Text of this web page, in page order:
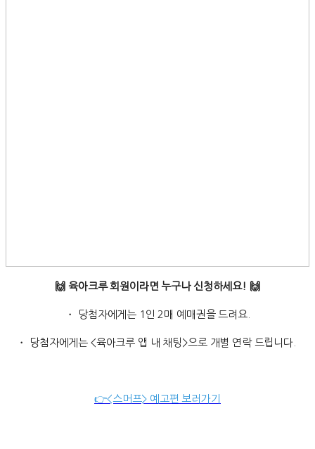
🙌 육아크루 회원이라면 누구나 신청하세요! 🙌
・ 당첨자에게는 1인 2매 예매권을 드려요.
・ 당첨자에게는 <육아크루 앱 내 채팅>으로 개별 연락 드립니다.
👉<스머프> 예고편 보러가기